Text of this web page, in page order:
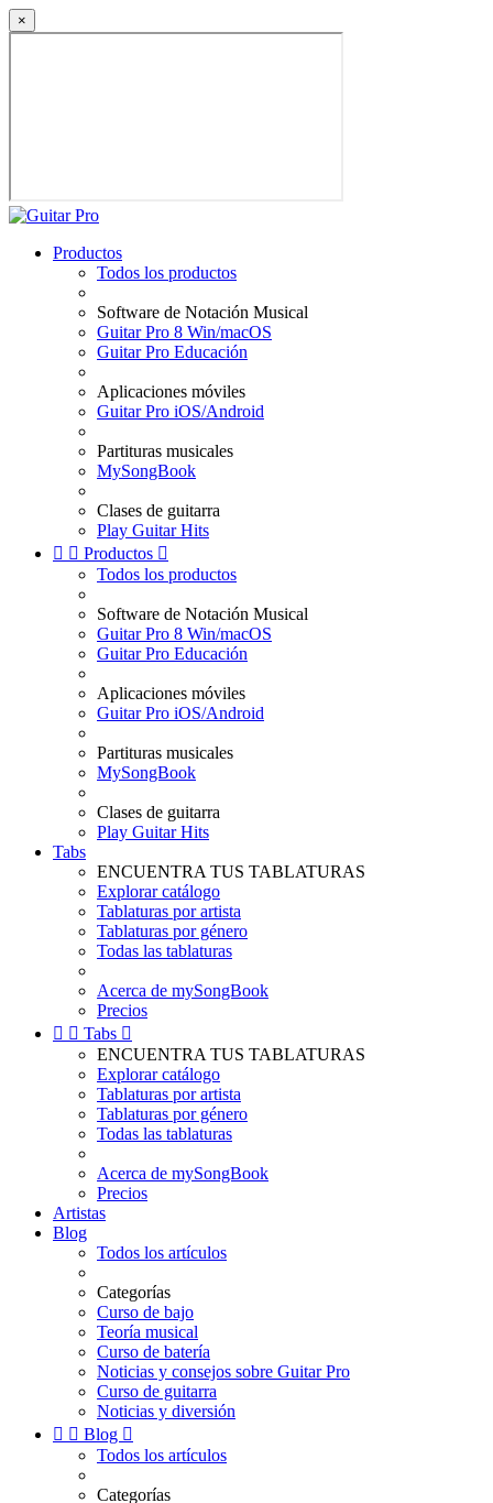
×
Productos
Todos los productos
Software de Notación Musical
Guitar Pro 8 Win/macOS
Guitar Pro Educación
Aplicaciones móviles
Guitar Pro iOS/Android
Partituras musicales
MySongBook
Clases de guitarra
Play Guitar Hits
  Productos 
Todos los productos
Software de Notación Musical
Guitar Pro 8 Win/macOS
Guitar Pro Educación
Aplicaciones móviles
Guitar Pro iOS/Android
Partituras musicales
MySongBook
Clases de guitarra
Play Guitar Hits
Tabs
ENCUENTRA TUS TABLATURAS
Explorar catálogo
Tablaturas por artista
Tablaturas por género
Todas las tablaturas
Acerca de mySongBook
Precios
  Tabs 
ENCUENTRA TUS TABLATURAS
Explorar catálogo
Tablaturas por artista
Tablaturas por género
Todas las tablaturas
Acerca de mySongBook
Precios
Artistas
Blog
Todos los artículos
Categorías
Curso de bajo
Teoría musical
Curso de batería
Noticias y consejos sobre Guitar Pro
Curso de guitarra
Noticias y diversión
  Blog 
Todos los artículos
Categorías